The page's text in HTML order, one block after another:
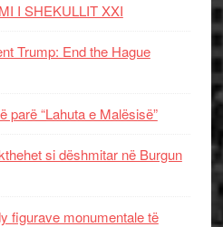
I SHEKULLIT XXI
Trump: End the Hague
parë “Lahuta e Malësisë”
si dëshmitar në Burgun
figurave monumentale të